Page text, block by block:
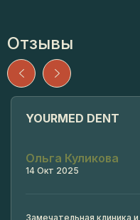
Отзывы
YOURMED DENT
Ольга Куликова
14 Окт 2025
Замечательная клиника